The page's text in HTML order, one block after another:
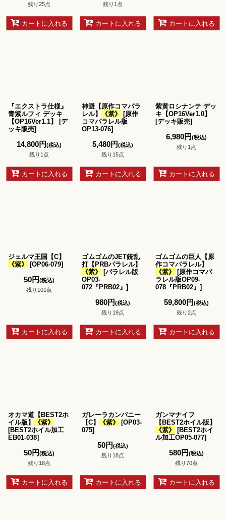
残り25点
カートに入れる
残り1点
カートに入れる カートに入れる
『エクストラ仕様』
青紫ルフィ デッキ
【OP16Ver1.1】
[デ
ッキ販売]
14,800円(税込)
残り1点
カートに入れる
神避【原作コマパラ
レル】
《紫》 [原作
コマパラレル版
OP13-076]
5,480円(税込)
残り15点
カートに入れる
紫黄ロシナンテ デッ
キ【OP16Ver1.0】
[デッキ販売]
6,980円(税込)
残り1点
カートに入れる
ジェルマ王国【C】
《紫》
[OP06-079]
50円(税込)
残り101点
カートに入れる
ゴムゴムのJET銃乱
打【PRBパラレル】
《紫》
[パラレル版
OP03-
072『PRB02』 ]
980円(税込)
残り19点
カートに入れる
ゴムゴムの巨人【原
作コマパラレル】
《紫》
[原作コマパ
ラレル版OP09-
078『PRB02』 ]
59,800円(税込)
残り2点
カートに入れる
オカマ道【BEST2ホ
イル版】
《紫》
[BEST2ホイル加工
EB01-038]
50円(税込)
残り18点
カートに入れる
ガレーラカンパニー
【C】
《紫》 [OP03-
075]
50円(税込)
残り18点
カートに入れる
ガンマナイフ
【BEST2ホイル版】
《紫》
[BEST2ホイ
ル加工OP05-077]
580円(税込)
残り70点
カートに入れる